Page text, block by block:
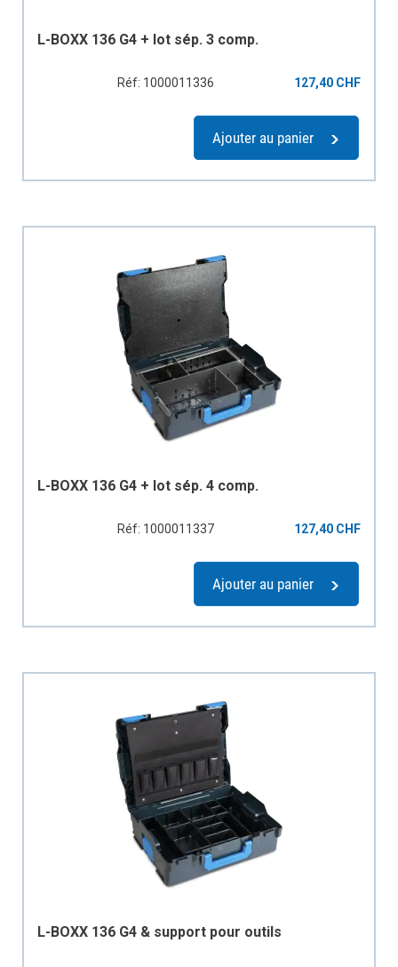
L-BOXX 136 G4 + lot sép. 3 comp.
Réf: 1000011336 127,40 CHF
Ajouter au panier
L-BOXX 136 G4 + lot sép. 4 comp.
Réf: 1000011337 127,40 CHF
Ajouter au panier
L-BOXX 136 G4 & support pour outils